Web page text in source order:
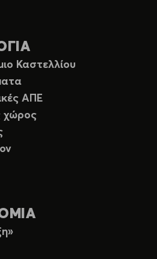
Καστελλίου
ΑΠΕ
χώρος